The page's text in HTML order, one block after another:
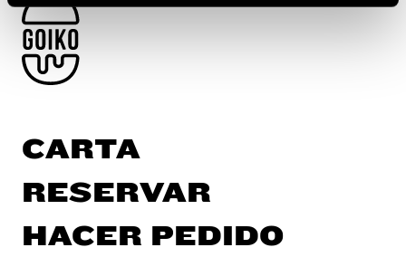
"Rechazar todas las cookies". Si quieres configurarlas,
en laPolítica de Cookies
en diferentes navegadores.
CARTA
RESERVAR
HACER PEDIDO